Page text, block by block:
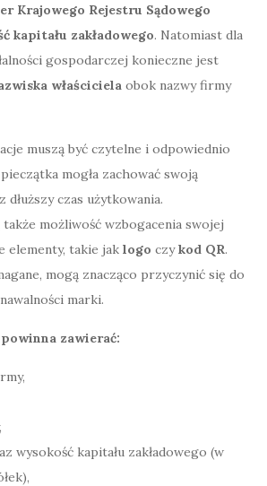
Krajowego Rejestru Sądowego
kapitału zakładowego. Natomiast dla
gospodarczej konieczne jest
właściciela obok nazwy firmy
muszą być czytelne i odpowiednio
mogła zachować swoją
czas użytkowania.
możliwość wzbogacenia swojej
elementy, takie jak logo czykod QR.
mogą znacząco przyczynić się do
marki.
zawierać:
wysokość kapitału zakładowego (w